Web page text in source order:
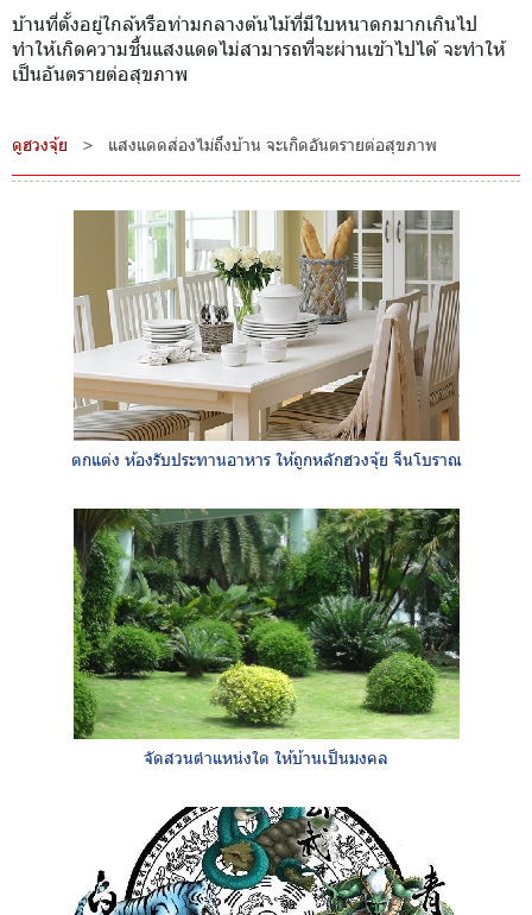
บ้านที่ตั้งอยู่ใกล้หรือท่ามกลางต้นไม้ที่มีใบหนาดกมากเกินไป
ทำให้เกิดความชื้นแสงแดดไม่สามารถที่จะผ่านเข้าไปได้ จะทำให้
เป็นอันตรายต่อสุขภาพ
ดูฮวงจุ้ย > แสงแดดส่องไม่ถึงบ้าน จะเกิดอันตรายต่อสุขภาพ
ตกแต่ง ห้องรับประทานอาหาร ให้ถูกหลักฮวงจุ้ย จีนโบราณ
จัดสวนตำแหน่งใด ให้บ้านเป็นมงคล